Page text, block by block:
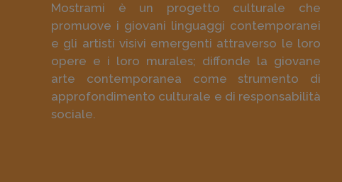
Mostrami è un progetto culturale che
promuove i giovani linguaggi contemporanei
e gli artisti visivi emergenti attraverso le loro
opere e i loro murales; diffonde la giovane
arte contemporanea come strumento di
approfondimento culturale e di responsabilità
sociale.